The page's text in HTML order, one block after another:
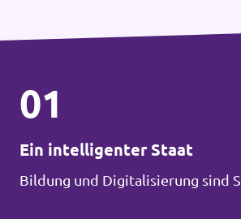
01
Ein intelligenter Staat
Bildung und Digitalisierung sind